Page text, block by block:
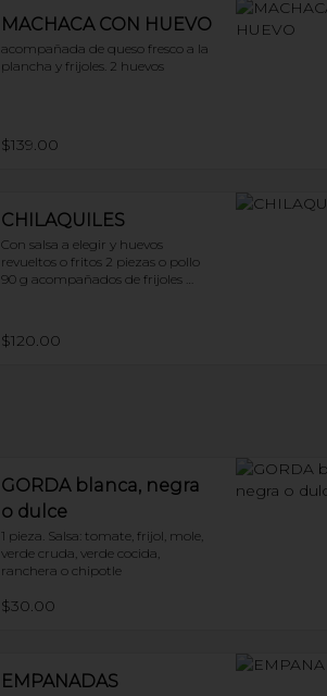
MACHACA CON HUEVO
acompañada de queso fresco a la
plancha y frijoles. 2 huevos
$139.00
CHILAQUILES
Con salsa a elegir y huevos
revueltos o fritos 2 piezas o pollo
90 g acompañados de frijoles
$120.00
GORDA blanca, negra
o dulce
1 pieza. Salsa: tomate, frijol, mole,
verde cruda, verde cocida,
ranchera o chipotle
$30.00
EMPANADAS